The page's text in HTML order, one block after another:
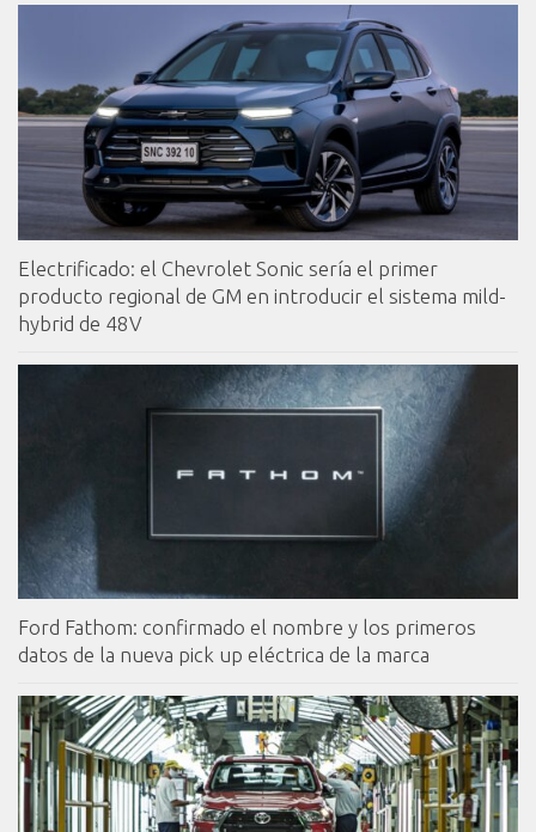
Electrificado: el Chevrolet Sonic sería el primer
producto regional de GM en introducir el sistema mild-
hybrid de 48V
Ford Fathom: confirmado el nombre y los primeros
datos de la nueva pick up eléctrica de la marca